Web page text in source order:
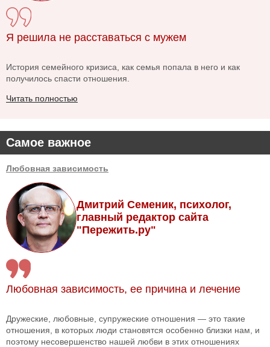
Самое важное
Любовная зависимость
Дмитрий Семеник, психолог,
главный редактор сайта
"Пережить.ру"
Любовная зависимость, ее причина и лечение
Дружеские, любовные, супружеские отношения — это такие
отношения, в которых люди становятся особенно близки нам, и
поэтому несовершенство нашей любви в этих отношениях
Я решила не расставаться с мужем
История семейного кризиса, как семья попала в него и как
получилось спасти отношения.
Читать полностью